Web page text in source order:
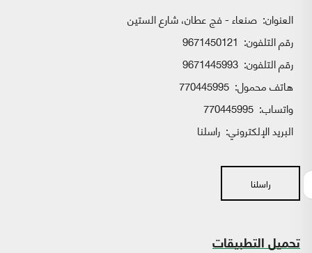
العنوان: صنعاء - فج عطان، شارع الستين
رقم التلفون: 9671450121
رقم التلفون: 9671445993
هاتف محمول: 770445995
واتساب:
البريد الإلكتروني: راسلنا
راسلنا
تحميل التطبيقات